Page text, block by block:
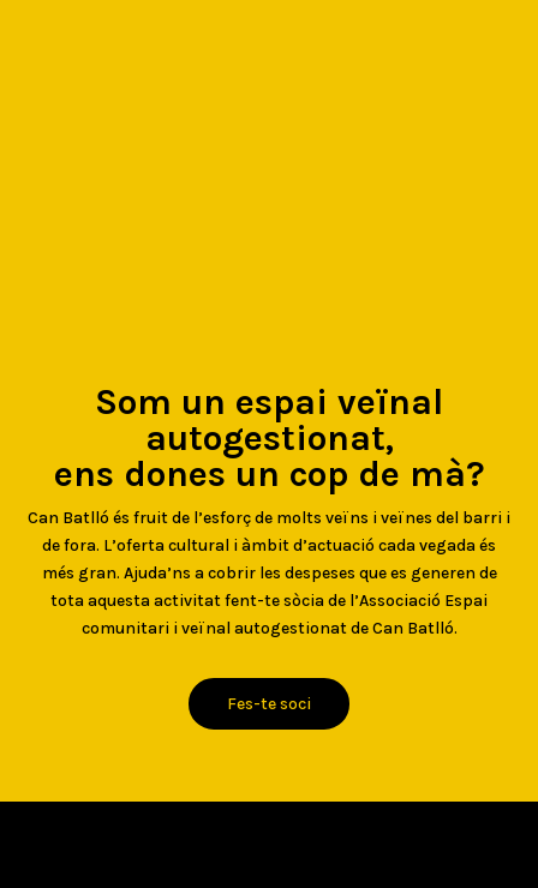
Som un espai veïnal
autogestionat,
ens dones un cop de mà?
Can Batlló és fruit de l’esforç de molts veïns i veïnes del barri i
de fora. L’oferta cultural i àmbit d’actuació cada vegada és
més gran. Ajuda’ns a cobrir les despeses que es generen de
tota aquesta activitat fent-te sòcia de l’Associació Espai
comunitari i veïnal autogestionat de Can Batlló.
Fes-te soci